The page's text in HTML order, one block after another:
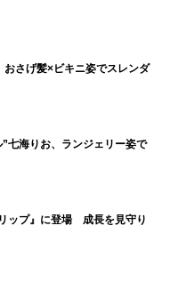
さげ髪×ビキニ姿でスレンダ
七海りお、ランジェリー姿で
ップ』に登場 成長を見守り